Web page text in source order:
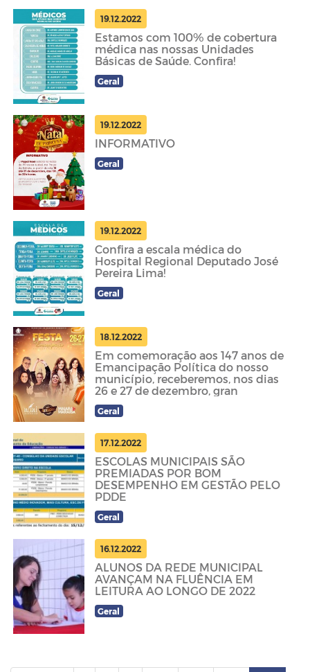
19.12.2022
Estamos com 100% de cobertura
médica nas nossas Unidades
Básicas de Saúde. Confira!
Geral
19.12.2022
INFORMATIVO
Geral
19.12.2022
Confira a escala médica do
Hospital Regional Deputado José
Pereira Lima!
Geral
18.12.2022
Em comemoração aos 147 anos de
Emancipação Política do nosso
município, receberemos, nos dias
26 e 27 de dezembro, gran
Geral
17.12.2022
ESCOLAS MUNICIPAIS SÃO
PREMIADAS POR BOM
DESEMPENHO EM GESTÃO PELO
PDDE
Geral
16.12.2022
ALUNOS DA REDE MUNICIPAL
AVANÇAM NA FLUÊNCIA EM
LEITURA AO LONGO DE 2022
Geral